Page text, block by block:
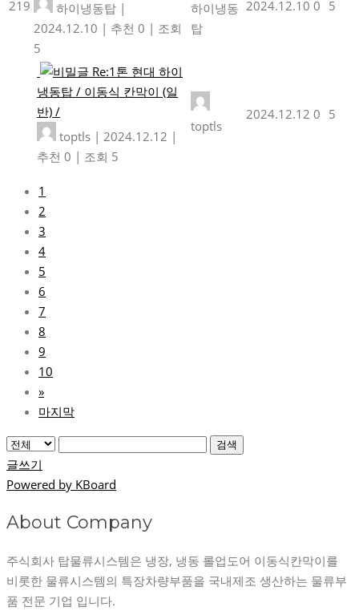
219
하이냉동탑 |
2024.12.10 | 추천 0 | 조회
5
하이냉동
탑
2024.12.10 0 5
Re:1톤 현대 하이
냉동탑 / 이동식 칸막이 (일
반) /
toptls | 2024.12.12 |
추천 0 | 조회 5
toptls
2024.12.12 0 5
1
2
3
4
5
6
7
8
9
10
»
마지막
검색
글쓰기
Powered by KBoard
About Company
주식회사 탑물류시스템은 냉장, 냉동 롤업도어 이동식칸막이를
비롯한 물류시스템의 특장차량부품을 국내제조 생산하는 물류부
품 전문 기업 입니다.